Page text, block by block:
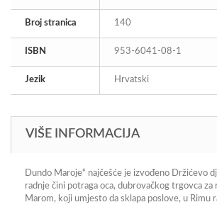
Broj stranica 140
ISBN 953-6041-08-1
Jezik Hrvatski
VIŠE INFORMACIJA
Dundo Maroje“ najčešće je izvođeno Držićevo
radnje čini potraga oca, dubrovačkog trgovca za
Marom, koji umjesto da sklapa poslove, u Rimu